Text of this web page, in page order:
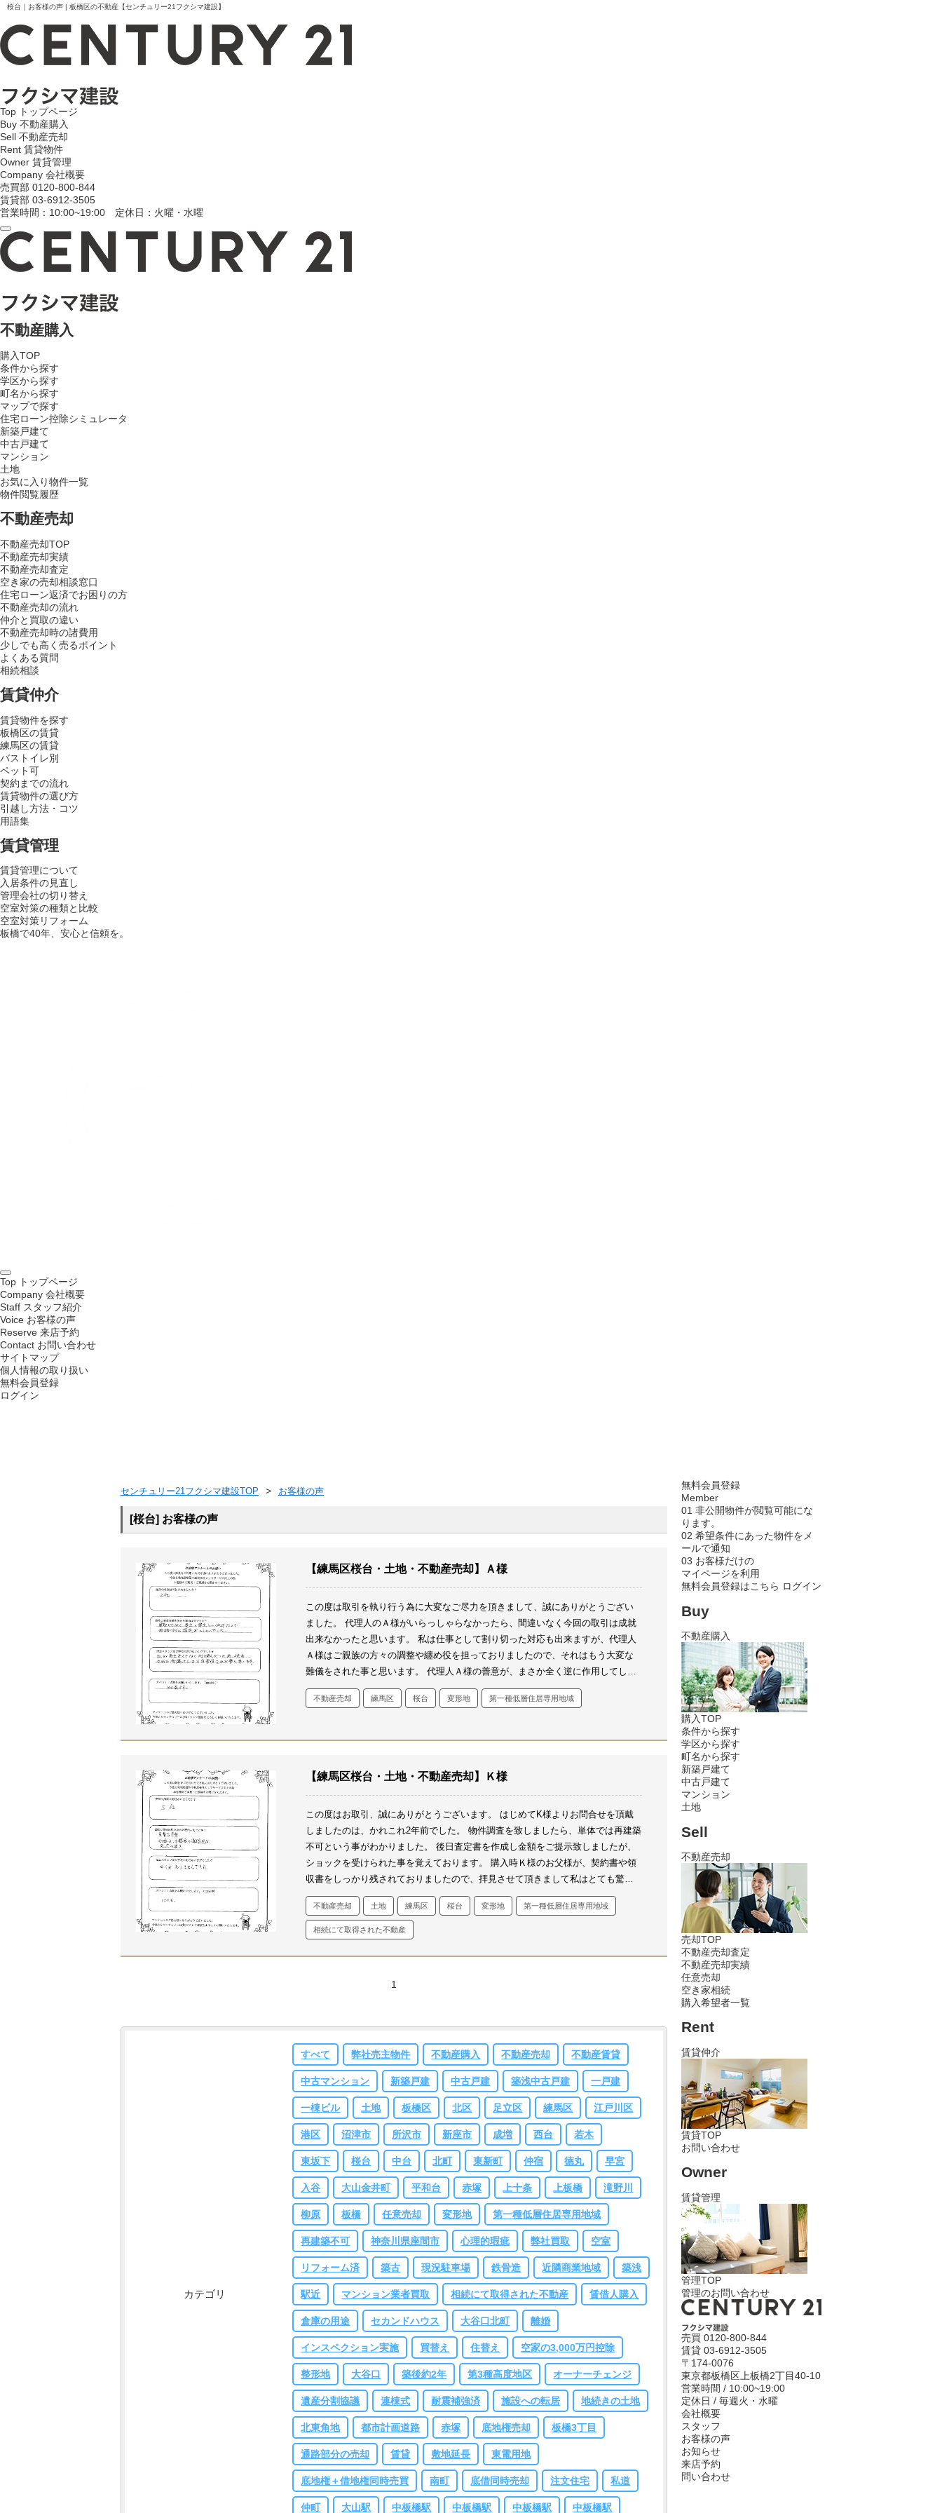
桜台｜お客様の声 | 板橋区の不動産【センチュリー21フクシマ建設】
Top トップページ
Buy 不動産購入
Sell 不動産売却
Rent 賃貸物件
Owner 賃貸管理
Company 会社概要
売買部 0120-800-844
賃貸部 03-6912-3505
営業時間：10:00~19:00 定休日：火曜・水曜
不動産購入
購入TOP
条件から探す
学区から探す
町名から探す
マップで探す
住宅ローン控除シミュレータ
新築戸建て
中古戸建て
マンション
土地
お気に入り物件一覧
物件閲覧履歴
不動産売却
不動産売却TOP
不動産売却実績
不動産売却査定
空き家の売却相談窓口
住宅ローン返済でお困りの方
不動産売却の流れ
仲介と買取の違い
不動産売却時の諸費用
少しでも高く売るポイント
よくある質問
相続相談
賃貸仲介
賃貸物件を探す
板橋区の賃貸
練馬区の賃貸
バストイレ別
ペット可
契約までの流れ
賃貸物件の選び方
引越し方法・コツ
用語集
賃貸管理
賃貸管理について
入居条件の見直し
管理会社の切り替え
空室対策の種類と比較
空室対策リフォーム
板橋で40年、安心と信頼を。
Top トップページ
Company 会社概要
Staff スタッフ紹介
Voice お客様の声
Reserve 来店予約
Contact お問い合わせ
サイトマップ
個人情報の取り扱い
無料会員登録
ログイン
センチュリー21フクシマ建設TOP お客様の声
[桜台] お客様の声
【練馬区桜台・土地・不動産売却】Ａ様
この度は取引を執り行う為に大変なご尽力を頂きまして、誠にありがとうござい
ました。 代理人のＡ様がいらっしゃらなかったら、間違いなく今回の取引は成就
出来なかったと思います。 私は仕事として割り切った対応も出来ますが、代理人
Ａ様はご親族の方々の調整や纏め役を担っておりましたので、それはもう大変な
難儀をされた事と思います。 代理人Ａ様の善意が、まさか全く逆に作用してしま
うとは想像もしませんでした。 ご親族様側の関係者様同士、話しの食い違いやら
の調整に私も巻き込まれておりましたので、これは一筋縄ではいかないと思いま
ませんでした。
売主様であるＡ様は高齢という事で、高齢の売主様に対しての対
応を考えさせられる大きなきっかけとなりました。
力不足・経験不足を痛感致しました。色々ありましたが、何とかかんとか無事に
取引を終える事が出来て、良かった良かったという気持ちより兎に角ホッとしま
した。今回の物事が起こる前に何か予防策があったのではないか、もっと出来る
事があったのではないかと考えます。今後更に高齢の売主様のご売却のお手伝い
が増えると思います。 今回の経験値を必ず活かさなければなりません。それだけ
今回の経験は貴重なものでした。長くなりましたが、売主様であるＡ様、代理人
であるＡ様、この度は本当にありがとうございました。（代理人のＡ様またの機
会をお待ちしております）
不動産売却 練馬区 桜台 変形地 第一種低層住居専用地域
【練馬区桜台・土地・不動産売却】Ｋ様
この度はお取引、誠にありがとうございます。 はじめてK様よりお問合せを頂戴
しましたのは、かれこれ2年前でした。 物件調査を致しましたら、単体では再建築
不可という事がわかりました。 後日査定書を作成し金額をご提示致しましたが、
ショックを受けられた事を覚えております。 購入時Ｋ様のお父様が、契約書や領
収書をしっかり残されておりましたので、拝見させて頂きまして私はとても驚き
ました。まずは購入された価格が、その時代にしては非常に高かったと思いま
す。そう思わざるを得なかったのは、やはり単体では再建築不可ですから、今の
時代でも購入価格のイメージは全く出来ませんでした。
様に再建築不可ですが、2つ同時に売却する事で再建築可能な土地となり、ある程
かし動く時は一気に物事が動き出し、今までが何だったのかという位スムーズに
引き出す事が出来、ご契約に至りました。 ここまではスムーズに物事が進みまし
たが、引渡しまでが本当に大変でした。私自身もハラハラドキドキと、この取引
はもう進まないのではと何度も思いました。Ｋ様も同じようなお気持ちだったと
思いますし、Ｋ様も色々と難儀をされた事を後から知りました。 私が矢面に立て
なかったのだと、痛烈に申し訳なく思いました。今回のケースは、もしかすると
イレギュラーな部分もあったかも知れませんが、私の経験値は相当上がったと思
います。昨今、超高齢化社会となり高齢者様が不動産の売却を行う事の大変さを
身に染みて感じる事が出来ました。今後に大いに活かせると思い、自信にもなり
ました。我ながら結果的に期日通りに取引が終える事が出来ました事に、とても
達成感がございます。今回の取引に関わって下さった関係者様に感謝申し上げま
す。
やはり何と言ってもＫ様が、どっしり構えて私を信用して頂いた事が、無事
に取引を終える事が出来た一番の要因でございます。決済時は色々とお話しが出
来る時間がございました。沢山お話しが出来ました事、嬉しく思います。取引の
兼合いで、本当の意味で手取り金額が確定するのは3月末から4月末に付き、それ
まで気が気ではないと思います。何も無い事を切に願います。長くなりました
が、今回私にご縁を頂き誠にありがとうございました。上京される予定がござい
ましたら、是非ご連絡を頂ければと思います。寒い日が続きますので、どうか体
調等崩されませんよう十分お気を付け下さい。
不動産売却 土地 練馬区 桜台 変形地 第一種低層住居専用地域
相続にて取得された不動産
1
カテゴリ
すべて 弊社売主物件 不動産購入 不動産売却 不動産賃貸
中古マンション 新築戸建 中古戸建 築浅中古戸建 一戸建
一棟ビル 土地 板橋区 北区 足立区 練馬区 江戸川区
港区 沼津市 所沢市 新座市 成増 西台 若木
東坂下 桜台 中台 北町 東新町 仲宿 徳丸 早宮
入谷 大山金井町 平和台 赤塚 上十条 上板橋 滝野川
柳原 板橋 任意売却 変形地 第一種低層住居専用地域
再建築不可 神奈川県座間市 心理的瑕疵 弊社買取 空室
リフォーム済 築古 現況駐車場 鉄骨造 近隣商業地域 築浅
駅近 マンション業者買取 相続にて取得された不動産 賃借人購入
倉庫の用途 セカンドハウス 大谷口北町 離婚
インスペクション実施 買替え 住替え 空家の3,000万円控除
整形地 大谷口 築後約2年 第3種高度地区 オーナーチェンジ
遺産分割協議 連棟式 耐震補強済 施設への転居 地続きの土地
北東角地 都市計画道路 赤塚 底地権売却 板橋3丁目
通路部分の売却 賃貸 敷地延長 東電用地
底地権＋借地権同時売買 南町 底借同時売却 注文住宅 私道
仲町 大山駅 中板橋駅 中板橋駅 中板橋駅 中板橋駅
無料会員登録
Member
01 非公開物件が閲覧可能にな
ります。
02 希望条件にあった物件をメ
ールで通知
03 お客様だけの
マイページを利用
無料会員登録はこちら ログイン
Buy
不動産購入
購入TOP
条件から探す
学区から探す
町名から探す
新築戸建て
中古戸建て
マンション
土地
Sell
不動産売却
売却TOP
不動産売却査定
不動産売却実績
任意売却
空き家相続
購入希望者一覧
Rent
賃貸仲介
賃貸TOP
お問い合わせ
Owner
賃貸管理
管理TOP
管理のお問い合わせ
売買 0120-800-844
賃貸 03-6912-3505
〒174-0076
東京都板橋区上板橋2丁目40-10
営業時間 / 10:00~19:00
定休日 / 毎週火・水曜
会社概要
スタッフ
お客様の声
お知らせ
来店予約
問い合わせ